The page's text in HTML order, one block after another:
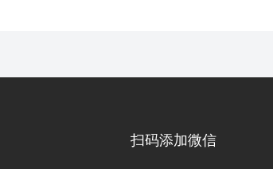
扫码添加微信